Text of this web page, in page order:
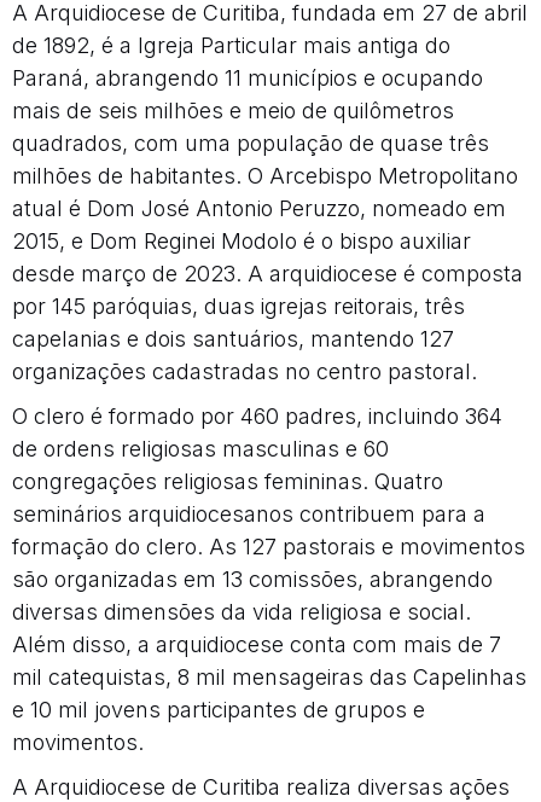
A Arquidiocese de Curitiba, fundada em 27 de abril
de 1892, é a Igreja Particular mais antiga do
Paraná, abrangendo 11 municípios e ocupando
mais de seis milhões e meio de quilômetros
quadrados, com uma população de quase três
milhões de habitantes. O Arcebispo Metropolitano
atual é Dom José Antonio Peruzzo, nomeado em
2015, e Dom Reginei Modolo é o bispo auxiliar
desde março de 2023. A arquidiocese é composta
por 145 paróquias, duas igrejas reitorais, três
capelanias e dois santuários, mantendo 127
organizações cadastradas no centro pastoral.
O clero é formado por 460 padres, incluindo 364
de ordens religiosas masculinas e 60
congregações religiosas femininas. Quatro
seminários arquidiocesanos contribuem para a
formação do clero. As 127 pastorais e movimentos
são organizadas em 13 comissões, abrangendo
diversas dimensões da vida religiosa e social.
Além disso, a arquidiocese conta com mais de 7
mil catequistas, 8 mil mensageiras das Capelinhas
e 10 mil jovens participantes de grupos e
movimentos.
A Arquidiocese de Curitiba realiza diversas ações